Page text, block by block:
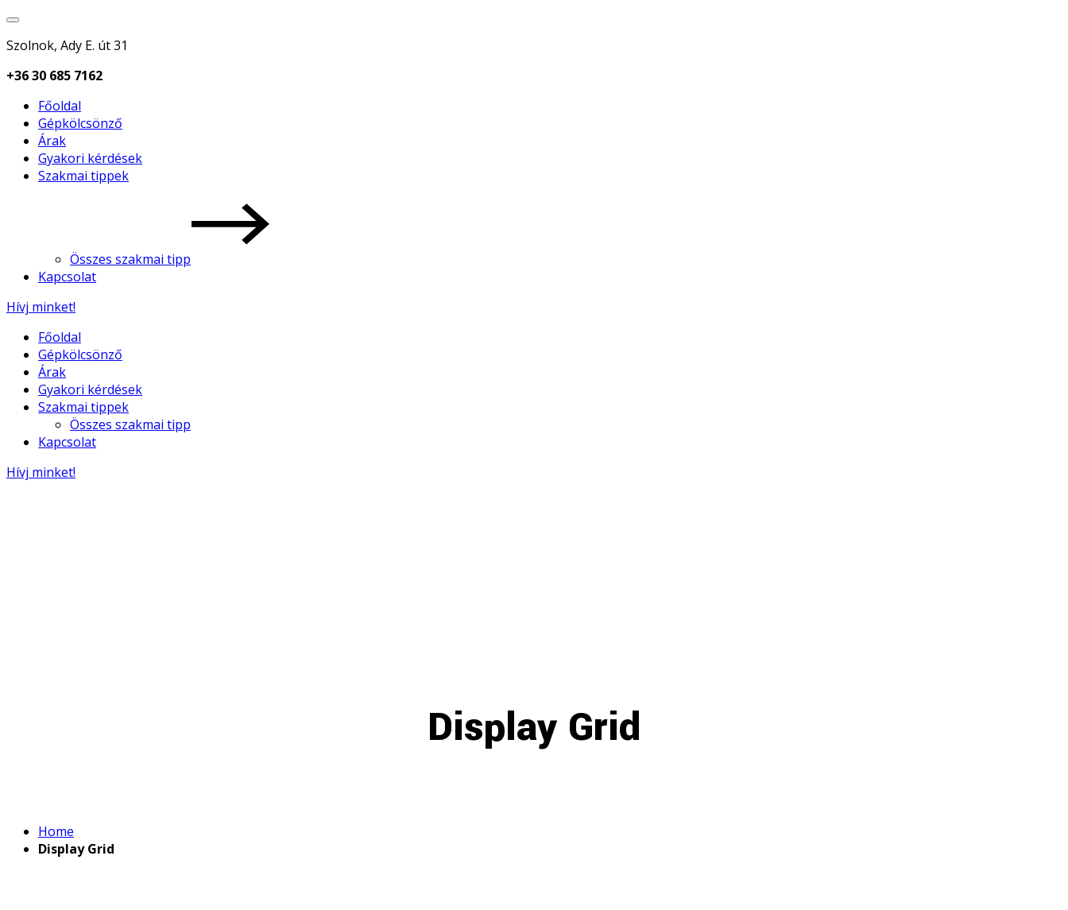
Szolnok, Ady E. út 31
+36 30 685 7162
Főoldal
Gépkölcsönző
Árak
Gyakori kérdések
Szakmai tippek
Összes szakmai tipp
Kapcsolat
Hívj minket!
Főoldal
Gépkölcsönző
Árak
Gyakori kérdések
Szakmai tippek
Összes szakmai tipp
Kapcsolat
Hívj minket!
Display Grid
Home
Display Grid